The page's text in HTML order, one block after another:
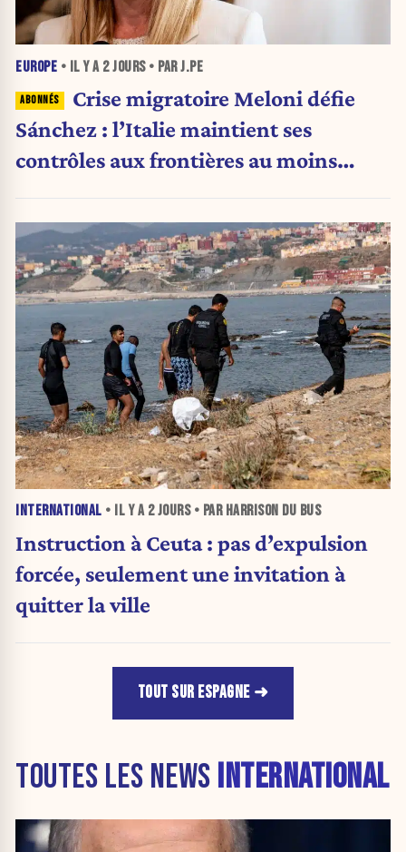
EUROPE • IL Y A 2 JOURS• PAR J.PE
Crise migratoire Meloni défie
Sánchez : l’Italie maintient ses
contrôles aux frontières au moins
INTERNATIONAL • IL Y A 2 JOURS• PAR HARRISON DU BUS
Instruction à Ceuta : pas d’expulsion
forcée, seulement une invitation à
quitter la ville
TOUT SUR ESPAGNE
TOUTES LES NEWS INTERNATIONAL